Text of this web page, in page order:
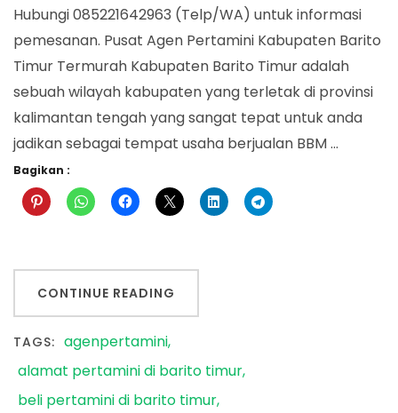
Hubungi 085221642963 (Telp/WA) untuk informasi
pemesanan. Pusat Agen Pertamini Kabupaten Barito
Timur Termurah Kabupaten Barito Timur adalah
sebuah wilayah kabupaten yang terletak di provinsi
kalimantan tengah yang sangat tepat untuk anda
jadikan sebagai tempat usaha berjualan BBM …
Bagikan :
CONTINUE READING
TAGS: agenpertamini
alamat pertamini di barito timur
beli pertamini di barito timur